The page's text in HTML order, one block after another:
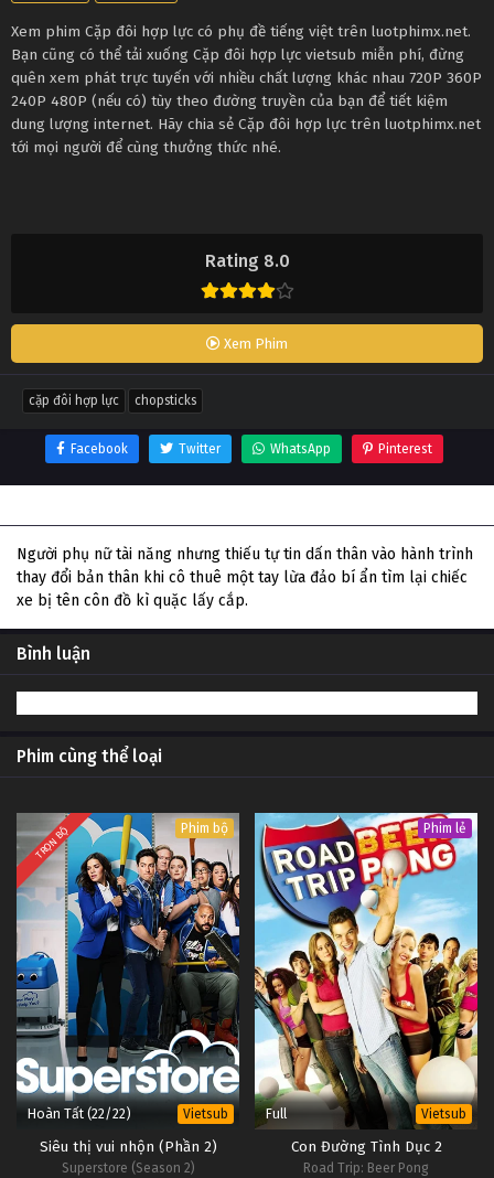
Rating 8.0
Xem Phim
Xem phim Cặp đôi hợp lực có phụ đề tiếng việt trên luotphimx.net.
Bạn cũng có thể tải xuống Cặp đôi hợp lực vietsub miễn phí, đừng
quên xem phát trực tuyến với nhiều chất lượng khác nhau 720P 360P
240P 480P (nếu có) tùy theo đường truyền của bạn để tiết kiệm
dung lượng internet. Hãy chia sẻ Cặp đôi hợp lực trên luotphimx.net
tới mọi người để cùng thưởng thức nhé.
cặp đôi hợp lực chopsticks
Facebook Twitter WhatsApp Pinterest
Người phụ nữ tài năng nhưng thiếu tự tin dấn thân vào hành trình
thay đổi bản thân khi cô thuê một tay lừa đảo bí ẩn tìm lại chiếc
xe bị tên côn đồ kì quặc lấy cắp.
Bình luận
Phim cùng thể loại
TRỌN BỘ Phim bộ
Hoàn Tất (22/22) Vietsub
Siêu thị vui nhộn (Phần 2)
Superstore (Season 2)
Phim lẻ
Full Vietsub
Con Đường Tình Dục 2
Road Trip: Beer Pong